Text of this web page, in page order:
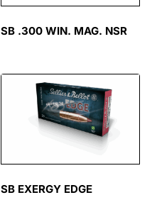
SB .300 WIN. MAG. NSR
SB EXERGY EDGE